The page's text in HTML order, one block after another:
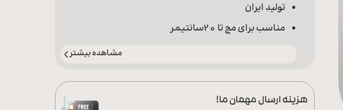
تولید ایران
مناسب برای مچ تا 20سانتیمر
مشاهده بیشتر
هزینه ارسال مهمان ما!